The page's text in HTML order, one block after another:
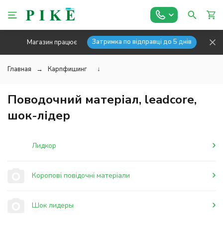
Магазин працює Затримка по відправці до 5 днів
Главная Карпфишинг ↓
Поводочний матеріал, leadcore,
шок-лідер
Лидкор
Коропові повідочні матеріали
Шок лидеры